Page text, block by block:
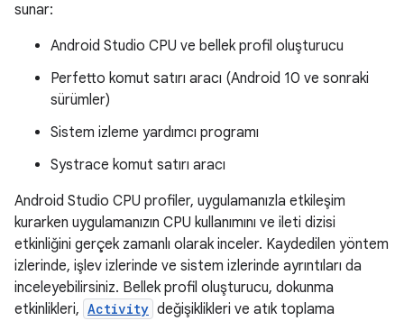
sunar:
Android Studio CPU ve bellek profil oluşturucu
Perfetto komut satırı aracı (Android 10 ve sonraki
sürümler)
Sistem izleme yardımcı programı
Systrace komut satırı aracı
Android Studio CPU profiler, uygulamanızla etkileşim
kurarken uygulamanızın CPU kullanımını ve ileti dizisi
etkinliğini gerçek zamanlı olarak inceler. Kaydedilen yöntem
izlerinde, işlev izlerinde ve sistem izlerinde ayrıntıları da
inceleyebilirsiniz. Bellek profil oluşturucu, dokunma
etkinlikleri, Activity değişiklikleri ve atık toplama